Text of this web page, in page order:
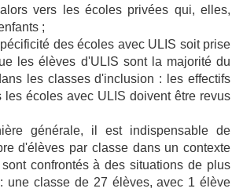
vers les écoles privées qui, elles,
;
des écoles avec ULIS soit prise
les élèves d'ULIS sont la majorité du
les classes d'inclusion : les effectifs
les écoles avec ULIS doivent être revus
générale, il est indispensable de
d'élèves par classe dans un contexte
confrontés à des situations de plus
une classe de 27 élèves, avec 1 élève